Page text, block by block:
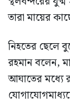
তারা মায়ের
নিহতের ছেলে
রহমান বলেন,
আঘাতের মধ্যে